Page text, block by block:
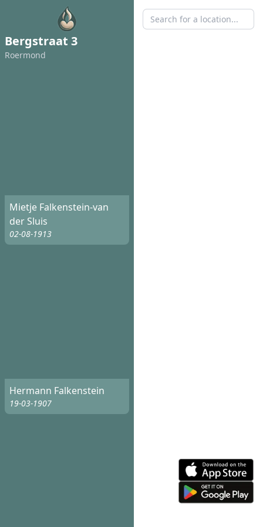
Bergstraat 3
Roermond
Mietje Falkenstein-van
der Sluis
02-08-1913
Hermann Falkenstein
19-03-1907